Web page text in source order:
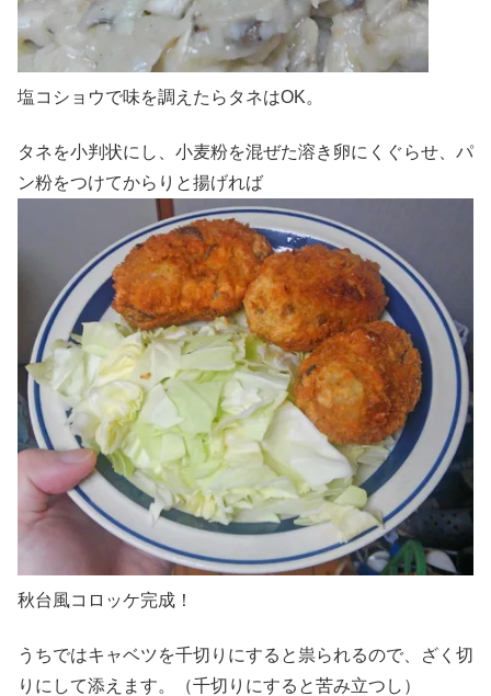
塩コショウで味を調えたらタネはOK。
タネを小判状にし、小麦粉を混ぜた溶き卵にくぐらせ、パ
ン粉をつけてからりと揚げれば
秋台風コロッケ完成！
うちではキャベツを千切りにすると祟られるので、ざく切
りにして添えます。（千切りにすると苦み立つし）